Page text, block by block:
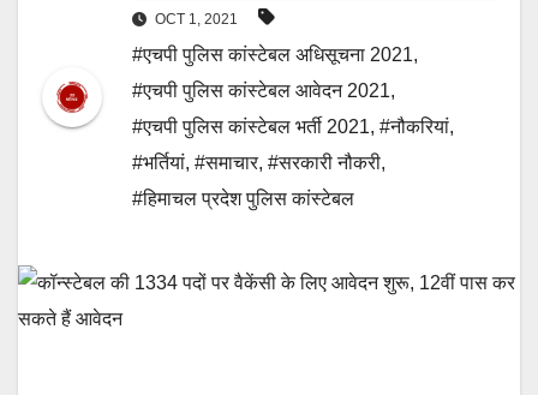
OCT 1, 2021
#एचपी पुलिस कांस्टेबल अधिसूचना 2021,
#एचपी पुलिस कांस्टेबल आवेदन 2021,
#एचपी पुलिस कांस्टेबल भर्ती 2021, #नौकरियां,
#भर्तियां, #समाचार, #सरकारी नौकरी,
#हिमाचल प्रदेश पुलिस कांस्टेबल